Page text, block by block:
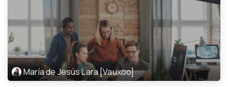
María de Jesús Lara [Vauxoo]